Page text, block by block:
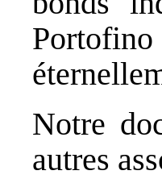
Notre
autres